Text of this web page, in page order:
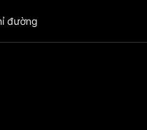
đường